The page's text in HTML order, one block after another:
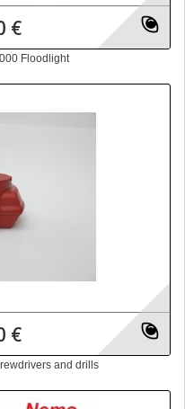
€
Floodlight
€
and drills